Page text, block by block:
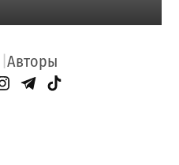
Авторы
Page
Instagram
Telegram
TikTok